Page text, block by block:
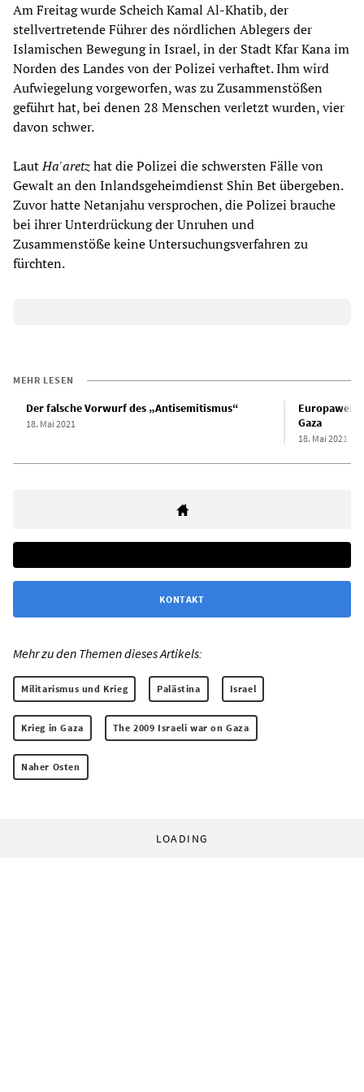
Am Freitag wurde Scheich Kamal Al-Khatib, der
stellvertretende Führer des nördlichen Ablegers der
Islamischen Bewegung in Israel, in der Stadt Kfar Kana im
Norden des Landes von der Polizei verhaftet. Ihm wird
Aufwiegelung vorgeworfen, was zu Zusammenstößen
geführt hat, bei denen 28 Menschen verletzt wurden, vier
davon schwer.
LautHa'aretzhat die Polizei die schwersten Fälle von
Gewalt an den Inlandsgeheimdienst Shin Bet übergeben.
Zuvor hatte Netanjahu versprochen, die Polizei brauche
bei ihrer Unterdrückung der Unruhen und
Zusammenstöße keine Untersuchungsverfahren zu
fürchten.
MEHR LESEN
Der falsche Vorwurf des „Antisemitismus“
18. Mai 2021
Europaweite
Gaza
18. Mai 2021
KONTAKT
Mehr zu den Themen dieses Artikels:
Militarismus und Krieg Palästina Israel
Krieg in Gaza The 2009 Israeli war on Gaza
Naher Osten
LOADING